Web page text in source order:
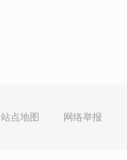
站点地图 网络举报